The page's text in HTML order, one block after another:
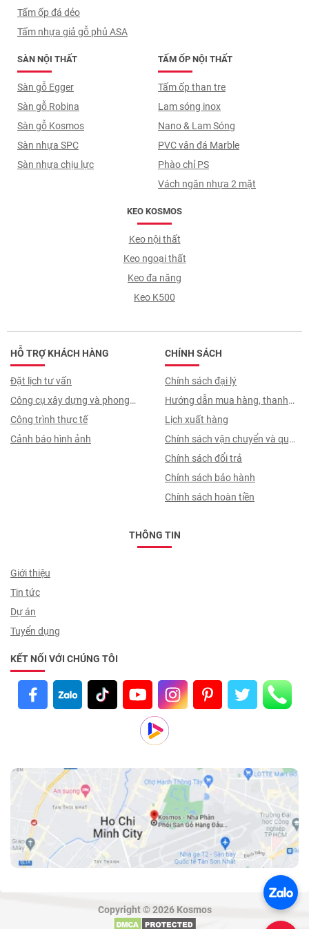
Tấm ốp đá dẻo
Tấm nhựa giả gỗ phủ ASA
TẤM ỐP NỘI THẤT
Tấm ốp than tre
Lam sóng inox
Nano & Lam Sóng
PVC vân đá Marble
Phào chỉ PS
Vách ngăn nhựa 2 mặt
SÀN NỘI THẤT
Sàn gỗ Egger
Sàn gỗ Robina
Sàn gỗ Kosmos
Sàn nhựa SPC
Sàn nhựa chịu lực
KEO KOSMOS
Keo nội thất
Keo ngoại thất
Keo đa năng
Keo K500
HỖ TRỢ KHÁCH HÀNG
Đặt lịch tư vấn
Công cụ xây dựng và phong
thuỷ
Công trình thực tế
Cảnh báo hình ảnh
CHÍNH SÁCH
Chính sách đại lý
Hướng dẫn mua hàng, thanh
toán, quy trình ký hợp đồng
Lịch xuất hàng
Chính sách vận chuyển và quy
trình giao nhận
Chính sách đổi trả
Chính sách bảo hành
Chính sách hoàn tiền
THÔNG TIN
Giới thiệu
Tin tức
Dự án
Tuyển dụng
KẾT NỐI VỚI CHÚNG TÔI
Copyright © 2026 Kosmos